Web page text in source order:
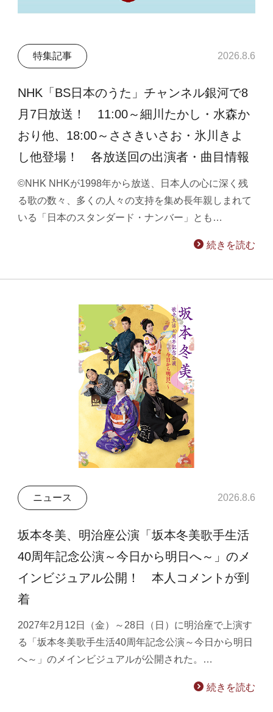
特集記事 2026.8.6
NHK「BS日本のうた」チャンネル銀河で8
月7日放送！ 11:00～細川たかし・水森か
おり他、18:00～ささきいさお・氷川きよ
し他登場！ 各放送回の出演者・曲目情報
©NHK NHKが1998年から放送、日本人の心に深く残
る歌の数々、多くの人々の支持を集め長年親しまれて
いる「日本のスタンダード・ナンバー」とも…
続きを読む
ニュース 2026.8.6
坂本冬美、明治座公演「坂本冬美歌手生活
40周年記念公演～今日から明日へ～」のメ
インビジュアル公開！ 本人コメントが到
着
2027年2月12日（金）～28日（日）に明治座で上演す
る「坂本冬美歌手生活40周年記念公演～今日から明日
へ～」のメインビジュアルが公開された。…
続きを読む